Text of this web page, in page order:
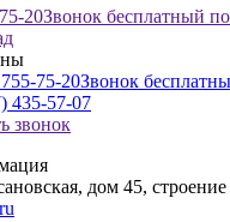
20Звонок бесплатный
75-20Звонок
435-57-07
звонок
дом 45, строение